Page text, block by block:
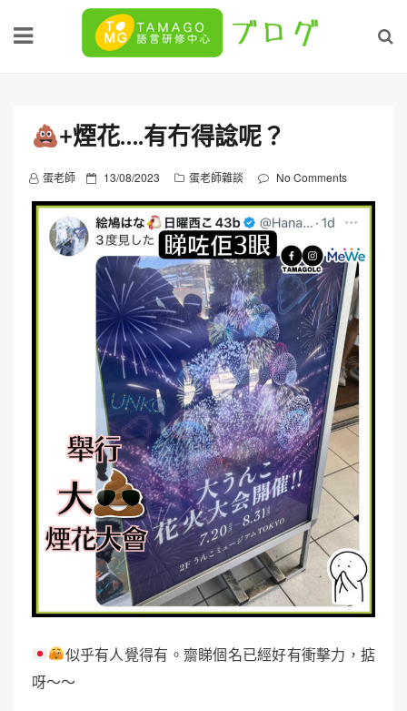
+煙花….有冇得諗呢？
蛋老師
P
o
s
t
e
d
o
n
13/08/2023 蛋老師雜談 No Comments
似乎有人覺得有。齋睇個名已經好有衝擊力，掂
呀～～